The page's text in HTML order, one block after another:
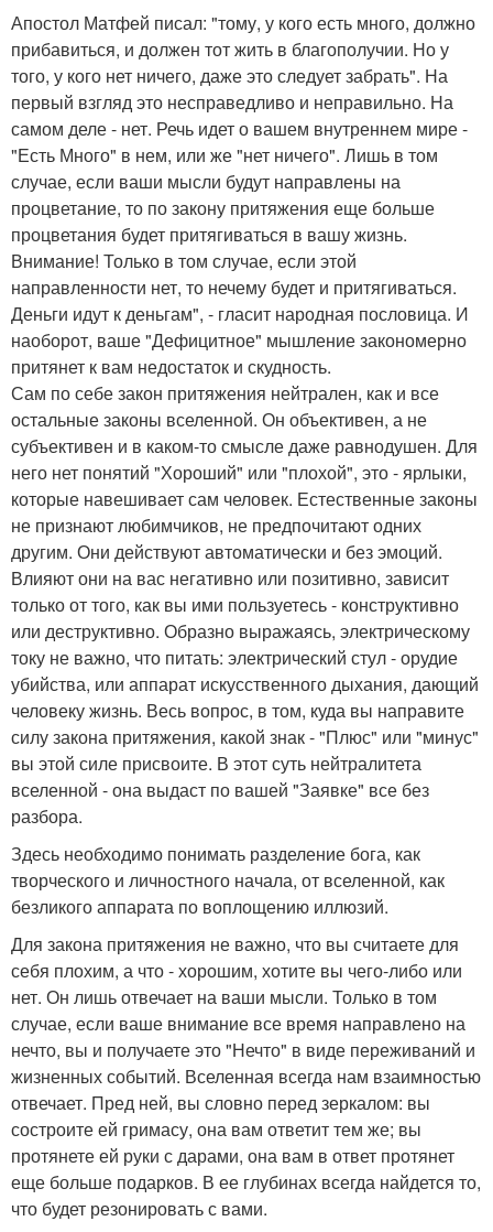
Апостол Матфей писал: "тому, у кого есть много, должно
прибавиться, и должен тот жить в благополучии. Но у
того, у кого нет ничего, даже это следует забрать". На
первый взгляд это несправедливо и неправильно. На
самом деле - нет. Речь идет о вашем внутреннем мире -
"Есть Много" в нем, или же "нет ничего". Лишь в том
случае, если ваши мысли будут направлены на
процветание, то по закону притяжения еще больше
процветания будет притягиваться в вашу жизнь.
Внимание! Только в том случае, если этой
направленности нет, то нечему будет и притягиваться.
Деньги идут к деньгам", - гласит народная пословица. И
наоборот, ваше "Дефицитное" мышление закономерно
притянет к вам недостаток и скудность.
Сам по себе закон притяжения нейтрален, как и все
остальные законы вселенной. Он объективен, а не
субъективен и в каком-то смысле даже равнодушен. Для
него нет понятий "Хороший" или "плохой", это - ярлыки,
которые навешивает сам человек. Естественные законы
не признают любимчиков, не предпочитают одних
другим. Они действуют автоматически и без эмоций.
Влияют они на вас негативно или позитивно, зависит
только от того, как вы ими пользуетесь - конструктивно
или деструктивно. Образно выражаясь, электрическому
току не важно, что питать: электрический стул - орудие
убийства, или аппарат искусственного дыхания, дающий
человеку жизнь. Весь вопрос, в том, куда вы направите
силу закона притяжения, какой знак - "Плюс" или "минус"
вы этой силе присвоите. В этот суть нейтралитета
вселенной - она выдаст по вашей "Заявке" все без
разбора.
Здесь необходимо понимать разделение бога, как
творческого и личностного начала, от вселенной, как
безликого аппарата по воплощению иллюзий.
Для закона притяжения не важно, что вы считаете для
себя плохим, а что - хорошим, хотите вы чего-либо или
нет. Он лишь отвечает на ваши мысли. Только в том
случае, если ваше внимание все время направлено на
нечто, вы и получаете это "Нечто" в виде переживаний и
жизненных событий. Вселенная всегда нам взаимностью
отвечает. Пред ней, вы словно перед зеркалом: вы
состроите ей гримасу, она вам ответит тем же; вы
протянете ей руки с дарами, она вам в ответ протянет
еще больше подарков. В ее глубинах всегда найдется то,
что будет резонировать с вами.